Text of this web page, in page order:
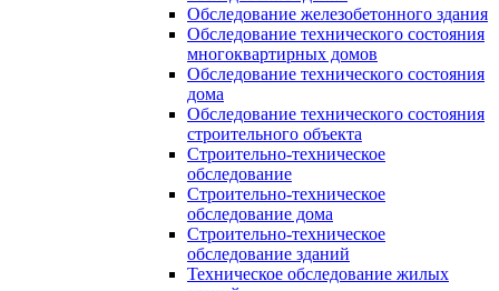
Обследование железобетонного здания
Обследование технического состояния
многоквартирных домов
Обследование технического состояния
дома
Обследование технического состояния
строительного объекта
Строительно-техническое
обследование
Строительно-техническое
обследование дома
Строительно-техническое
обследование зданий
Техническое обследование жилых